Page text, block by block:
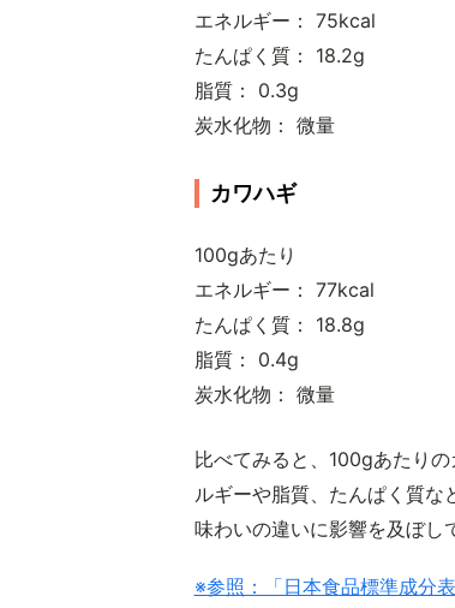
エネルギー： 75kcal
たんぱく質： 18.2g
脂質： 0.3g
炭水化物： 微量
カワハギ
100gあたり
エネルギー： 77kcal
たんぱく質： 18.8g
脂質： 0.4g
炭水化物： 微量
比べてみると、100gあたり
ルギーや脂質、たんぱく質な
味わいの違いに影響を及ぼし
※参照：「日本食品標準成分